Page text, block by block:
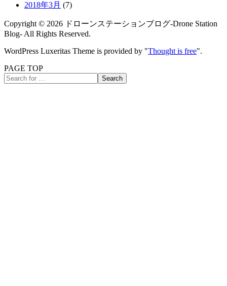
2018年3月 (7)
Copyright © 2026 ドローンステーションブログ-Drone Station
Blog- All Rights Reserved.
WordPress Luxeritas Theme is provided by "Thought is free".
PAGE TOP